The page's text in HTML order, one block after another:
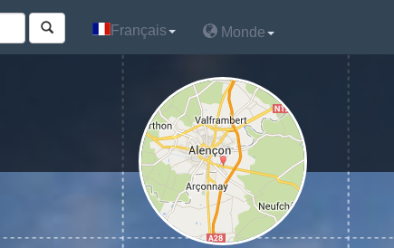
Français Monde
Français Monde